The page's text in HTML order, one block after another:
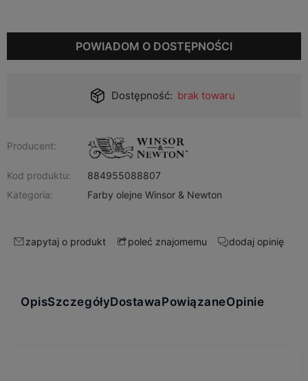
POWIADOM O DOSTĘPNOŚCI
Dostępność: brak towaru
Producent:
Kod produktu:
884955088807
Kategoria:
Farby olejne Winsor & Newton
zapytaj o produkt poleć znajomemu dodaj opinię
OpisSzczegółyDostawaPowiązaneOpinie